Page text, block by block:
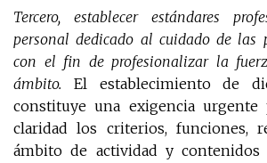
Tercero, establecer estándares
personal dedicado al cuidado de las
con el fin de profesionalizar la
ámbito. El establecimiento de
constituye una exigencia
claridad los criterios, funciones,
ámbito de actividad y